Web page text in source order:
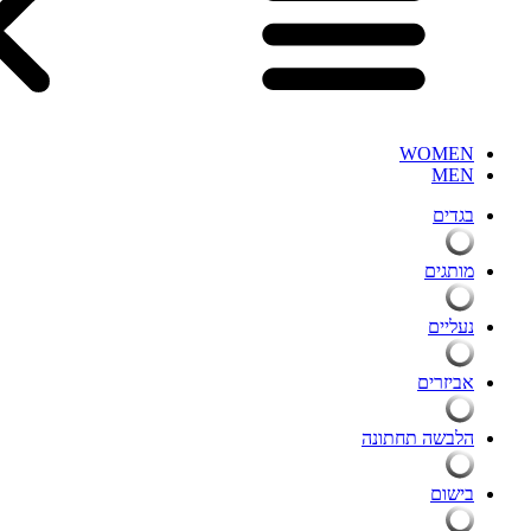
WOMEN
MEN
בגדים
מותגים
נעליים
אביזרים
הלבשה תחתונה
בישום